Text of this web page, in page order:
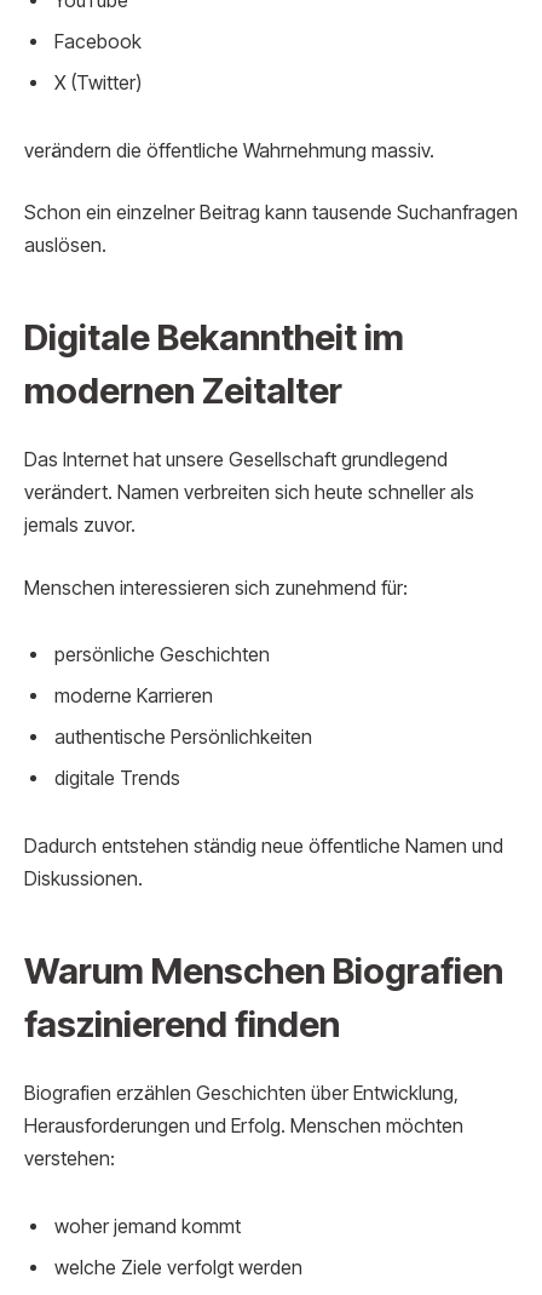
Facebook
X (Twitter)
verändern die öffentliche Wahrnehmung massiv.
Schon ein einzelner Beitrag kann tausende Suchanfragen
auslösen.
Digitale Bekanntheit im
modernen Zeitalter
Das Internet hat unsere Gesellschaft grundlegend
verändert. Namen verbreiten sich heute schneller als
jemals zuvor.
Menschen interessieren sich zunehmend für:
persönliche Geschichten
moderne Karrieren
authentische Persönlichkeiten
digitale Trends
Dadurch entstehen ständig neue öffentliche Namen und
Diskussionen.
Warum Menschen Biografien
faszinierend finden
Biografien erzählen Geschichten über Entwicklung,
Herausforderungen und Erfolg. Menschen möchten
verstehen:
woher jemand kommt
welche Ziele verfolgt werden